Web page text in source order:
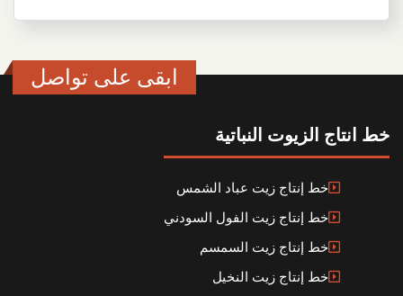
ابقى على تواصل
خط انتاج الزيوت النباتية
خط إنتاج زيت عباد الشمس
خط إنتاج زيت الفول السودني
خط إنتاج زيت السمسم
خط إنتاج زيت النخيل